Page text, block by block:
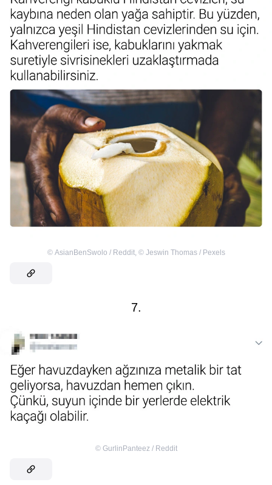
© AsianBenSwolo / Reddit, © Jeswin Thomas / Pexels
7.
© GurlinPanteez / Reddit